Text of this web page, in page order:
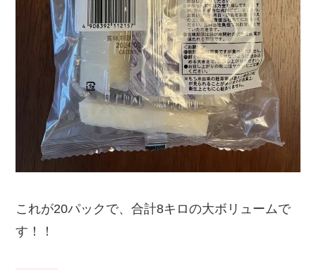
これが20パックで、合計8キロの大ボリュームで
す！！